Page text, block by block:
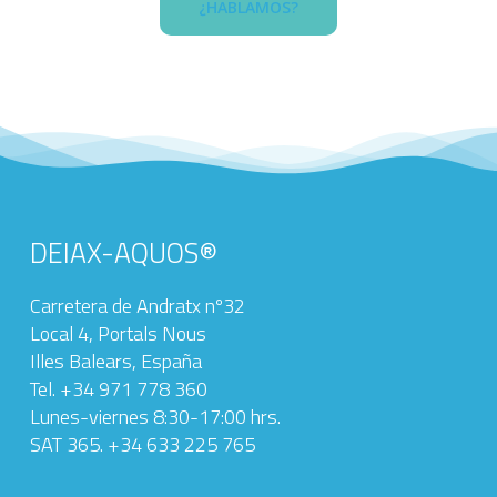
¿HABLAMOS?
DEIAX-AQUOS®
Carretera de Andratx nº32
Local 4, Portals Nous
Illes Balears, España
Tel. +34 971 778 360‬
Lunes-viernes 8:30-17:00 hrs.
SAT 365. +34 633 225 765